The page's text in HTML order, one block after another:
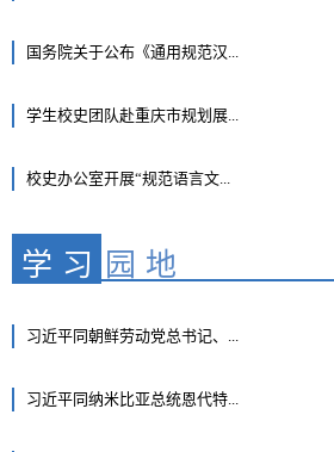
国务院关于公布《通用规范汉...
学生校史团队赴重庆市规划展...
校史办公室开展“规范语言文...
学习 园地
习近平同朝鲜劳动党总书记、...
习近平同纳米比亚总统恩代特...